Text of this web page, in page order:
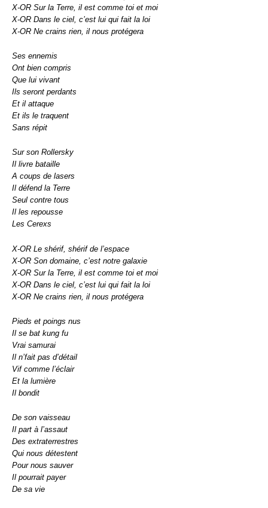
X-OR Sur la Terre, il est comme toi et moi
X-OR Dans le ciel, c’est lui qui fait la loi
X-OR Ne crains rien, il nous protégera
Ses ennemis
Ont bien compris
Que lui vivant
Ils seront perdants
Et il attaque
Et ils le traquent
Sans répit
Sur son Rollersky
Il livre bataille
A coups de lasers
Il défend la Terre
Seul contre tous
Il les repousse
Les Cerexs
X-OR Le shérif, shérif de l’espace
X-OR Son domaine, c’est notre galaxie
X-OR Sur la Terre, il est comme toi et moi
X-OR Dans le ciel, c’est lui qui fait la loi
X-OR Ne crains rien, il nous protégera
Pieds et poings nus
Il se bat kung fu
Vrai samurai
Il n’fait pas d’détail
Vif comme l’éclair
Et la lumière
Il bondit
De son vaisseau
Il part à l’assaut
Des extraterrestres
Qui nous détestent
Pour nous sauver
Il pourrait payer
De sa vie